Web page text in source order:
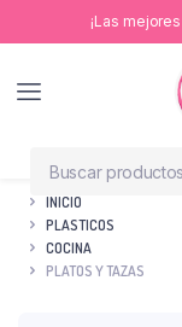
¡Las mejores
INICIO
PLASTICOS
COCINA
PLATOS Y TAZAS